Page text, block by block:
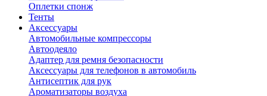
Оплетки спонж
Тенты
Аксессуары
Автомобильные компрессоры
Автоодеяло
Адаптер для ремня безопасности
Аксессуары для телефонов в автомобиль
Антисептик для рук
Ароматизаторы воздуха